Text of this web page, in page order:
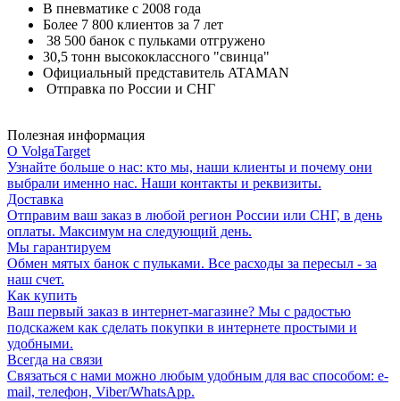
В пневматике с 2008 года
Более 7 800 клиентов за 7 лет
38 500 банок с пульками отгружено
30,5 тонн высококлассного "свинца"
Официальный представитель ATAMAN
Отправка по России и СНГ
Полезная информация
О VolgaTarget
Узнайте больше о нас: кто мы, наши клиенты и почему они
выбрали именно нас. Наши контакты и реквизиты.
Доставка
Отправим ваш заказ в любой регион России или СНГ, в день
оплаты. Максимум на следующий день.
Мы гарантируем
Обмен мятых банок с пульками. Все расходы за пересыл - за
наш счет.
Как купить
Ваш первый заказ в интернет-магазине? Мы с радостью
подскажем как сделать покупки в интернете простыми и
удобными.
Всегда на связи
Связаться с нами можно любым удобным для вас способом: e-
mail, телефон, Viber/WhatsApp.